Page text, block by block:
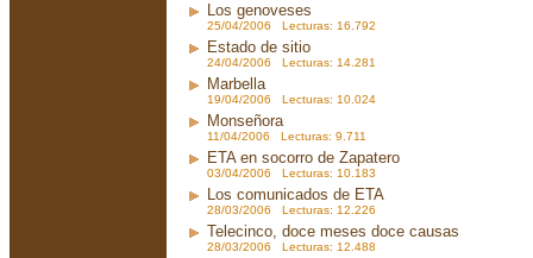
Los genoveses
25/04/2006 Lecturas: 16.792
Estado de sitio
24/04/2006 Lecturas: 14.281
Marbella
19/04/2006 Lecturas: 10.024
Monseñora
11/04/2006 Lecturas: 9.711
ETA en socorro de Zapatero
03/04/2006 Lecturas: 10.183
Los comunicados de ETA
28/03/2006 Lecturas: 12.226
Telecinco, doce meses doce causas
28/03/2006 Lecturas: 12.488